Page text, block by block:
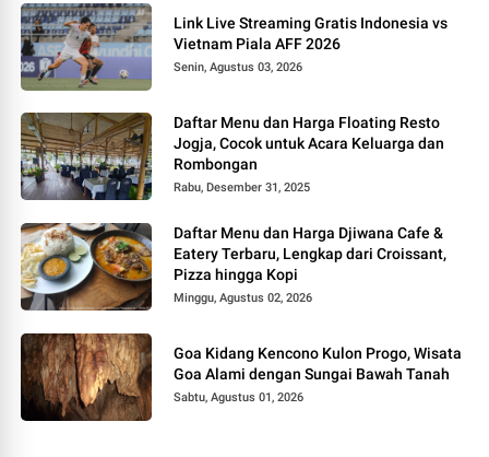
Link Live Streaming Gratis Indonesia vs
Vietnam Piala AFF 2026
Senin, Agustus 03, 2026
Daftar Menu dan Harga Floating Resto
Jogja, Cocok untuk Acara Keluarga dan
Rombongan
Rabu, Desember 31, 2025
Daftar Menu dan Harga Djiwana Cafe &
Eatery Terbaru, Lengkap dari Croissant,
Pizza hingga Kopi
Minggu, Agustus 02, 2026
Goa Kidang Kencono Kulon Progo, Wisata
Goa Alami dengan Sungai Bawah Tanah
Sabtu, Agustus 01, 2026